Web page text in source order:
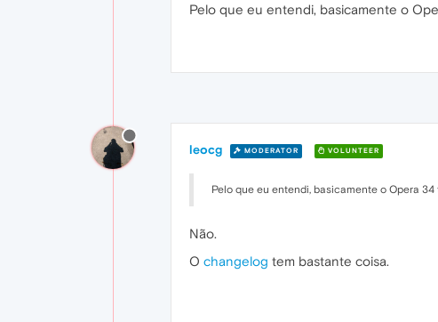
Pelo que eu entendi, basicamente o
leocg MODERATOR VOLUNTEER
Pelo que eu entendi, basicamente o Opera
Não.
O changelog tem bastante coisa.